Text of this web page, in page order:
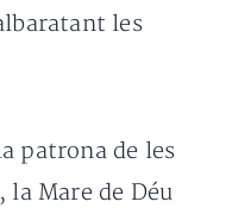
les
patrona de les
Mare de Déu